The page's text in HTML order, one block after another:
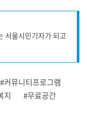
서울시민기자가 되고
#커뮤니티프로그램
지
#무료공간